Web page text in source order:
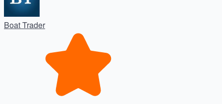
Boat Trader